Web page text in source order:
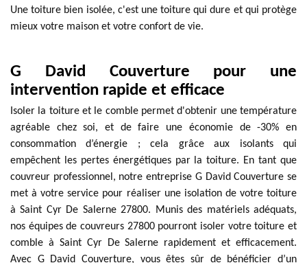
Une toiture bien isolée, c'est une toiture qui dure et qui protège
mieux votre maison et votre confort de vie.
G David Couverture pour une
intervention rapide et efficace
Isoler la toiture et le comble permet d'obtenir une température
agréable chez soi, et de faire une économie de -30% en
consommation d’énergie ; cela grâce aux isolants qui
empêchent les pertes énergétiques par la toiture. En tant que
couvreur professionnel, notre entreprise G David Couverture se
met à votre service pour réaliser une isolation de votre toiture
à Saint Cyr De Salerne 27800. Munis des matériels adéquats,
nos équipes de couvreurs 27800 pourront isoler votre toiture et
comble à Saint Cyr De Salerne rapidement et efficacement.
Avec G David Couverture, vous êtes sûr de bénéficier d’un